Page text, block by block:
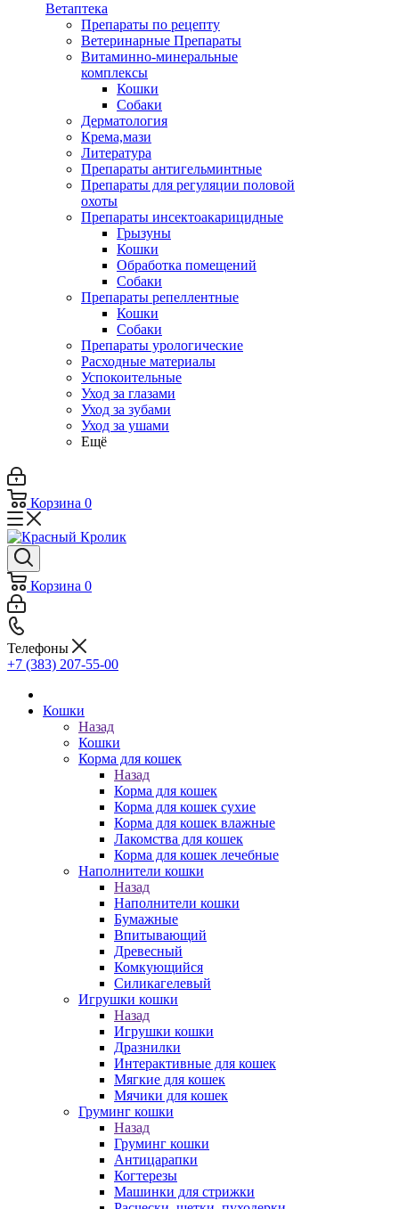
Ветаптека
Препараты по рецепту
Ветеринарные Препараты
Витаминно-минеральные
комплексы
Кошки
Собаки
Дерматология
Крема,мази
Литература
Препараты антигельминтные
Препараты для регуляции половой
охоты
Препараты инсектоакарицидные
Грызуны
Кошки
Обработка помещений
Собаки
Препараты репеллентные
Кошки
Собаки
Препараты урологические
Расходные материалы
Успокоительные
Уход за глазами
Уход за зубами
Уход за ушами
Ещё
Корзина 0
Корзина 0
Телефоны
+7 (383) 207-55-00
Кошки
Назад
Кошки
Корма для кошек
Назад
Корма для кошек
Корма для кошек сухие
Корма для кошек влажные
Лакомства для кошек
Корма для кошек лечебные
Наполнители кошки
Назад
Наполнители кошки
Бумажные
Впитывающий
Древесный
Комкующийся
Силикагелевый
Игрушки кошки
Назад
Игрушки кошки
Дразнилки
Интерактивные для кошек
Мягкие для кошек
Мячики для кошек
Груминг кошки
Назад
Груминг кошки
Антицарапки
Когтерезы
Машинки для стрижки